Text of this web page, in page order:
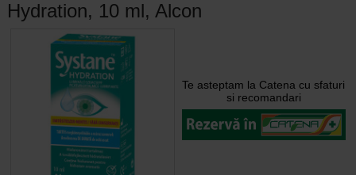
Hydration, 10 ml, Alcon
Te asteptam la Catena cu sfaturi
si recomandari